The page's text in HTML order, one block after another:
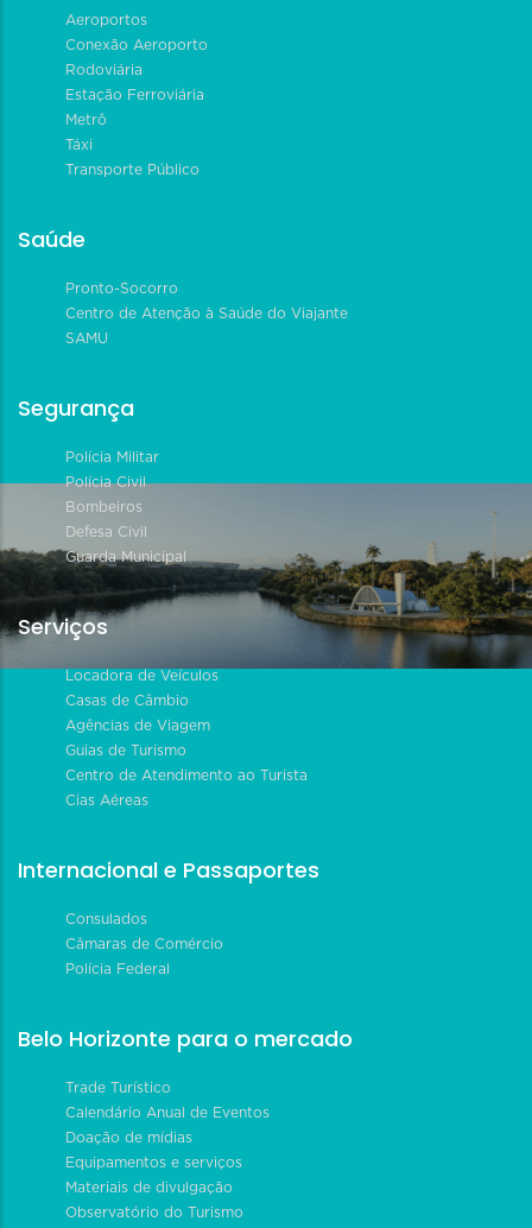
Aeroportos
Conexão Aeroporto
Rodoviária
Estação Ferroviária
Metrô
Táxi
Transporte Público
Saúde
Pronto-Socorro
Centro de Atenção à Saúde do Viajante
SAMU
Segurança
Polícia Militar
Polícia Civil
Bombeiros
Defesa Civil
Guarda Municipal
Serviços
Locadora de Veículos
Casas de Câmbio
Agências de Viagem
Guias de Turismo
Centro de Atendimento ao Turista
Cias Aéreas
Internacional e Passaportes
Consulados
Câmaras de Comércio
Polícia Federal
Belo Horizonte para o mercado
Trade Turístico
Calendário Anual de Eventos
Doação de mídias
Equipamentos e serviços
Materiais de divulgação
Observatório do Turismo